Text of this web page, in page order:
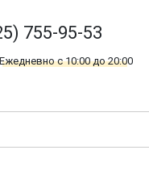
755-95-53
Ежедневно с 10:00 до 20:00